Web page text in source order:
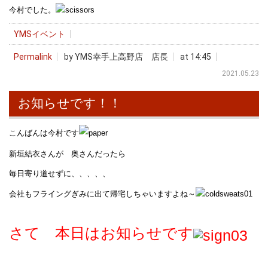
今村でした。
YMSイベント
Permalink by YMS幸手上高野店 店長 at 14:45
2021.05.23
お知らせです！！
こんばんは今村です
新垣結衣さんが 奥さんだったら
毎日寄り道せずに、、、、、
会社もフライングぎみに出て帰宅しちゃいますよね～
さて 本日はお知らせです